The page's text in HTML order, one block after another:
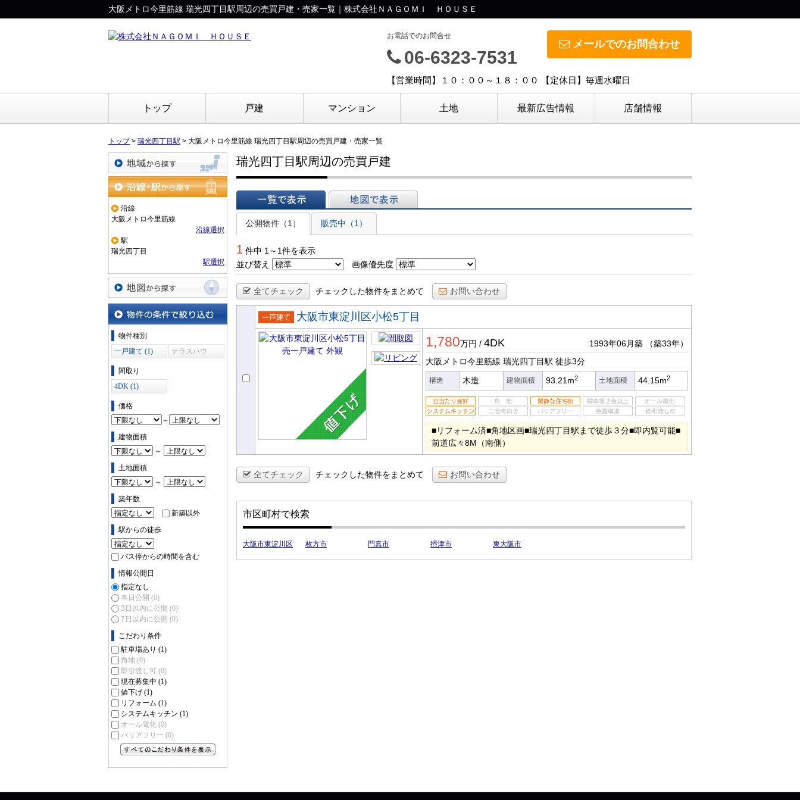
大阪メトロ今里筋線 瑞光四丁目駅周辺の売買戸建・売家一覧｜株式会社ＮＡＧＯＭＩ ＨＯＵＳＥ
メールでのお問合わせ
お電話でのお問合せ
06-6323-7531
【営業時間】１０：００～１８：００ 【定休日】毎週水曜日
トップ 戸建 マンション 土地 最新広告情報 店舗情報
トップ> 瑞光四丁目駅 > 大阪メトロ今里筋線 瑞光四丁目駅周辺の売買戸建・売家一覧
地域から探す
沿線・駅から探す
沿線
大阪メトロ今里筋線
沿線選択
駅
瑞光四丁目
駅選択
地図から探す
物件の条件で絞り込む
物件種別
一戸建て (1)
テラスハウ
間取り
4DK (1)
価格
～
建物面積
～
土地面積
～
築年数
新築以外
駅からの徒歩
バス停からの時間を含む
情報公開日
指定なし
本日公開 (0)
3日以内に公開 (0)
7日以内に公開 (0)
こだわり条件
駐車場あり (1)
角地 (0)
即引渡し可 (0)
現在募集中 (1)
値下げ (1)
リフォーム (1)
システムキッチン (1)
オール電化 (0)
バリアフリー (0)
瑞光四丁目駅周辺の売買戸建
一覧で表示
地図で表示
公開物件（1）
販売中（1）
1 件中 1～1件を表示
並び替え
画像優先度
全てチェック チェックした物件をまとめて お問い合わせ
売一戸建
て
大阪市東淀川区小松5丁目
1,780万円 / 4DK 1993年06月築
（築33年）
大阪メトロ今里筋線 瑞光四丁目駅 徒歩3分
構造 木造 建物面積 93.21m2 土地面積 44.15m2
■リフォーム済■角地区画■瑞光四丁目駅まで徒歩３分■即内覧可能■
前道広々8M（南側）
全てチェック チェックした物件をまとめて お問い合わせ
市区町村で検索
大阪市東淀川区 枚方市 門真市 摂津市 東大阪市